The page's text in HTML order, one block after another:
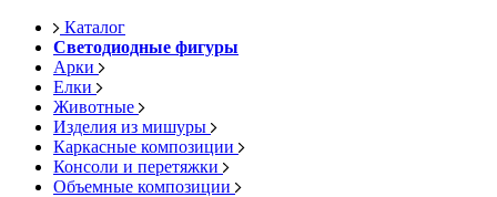
Каталог
Светодиодные фигуры
Арки
Елки
Животные
Изделия из мишуры
Каркасные композиции
Консоли и перетяжки
Объемные композиции